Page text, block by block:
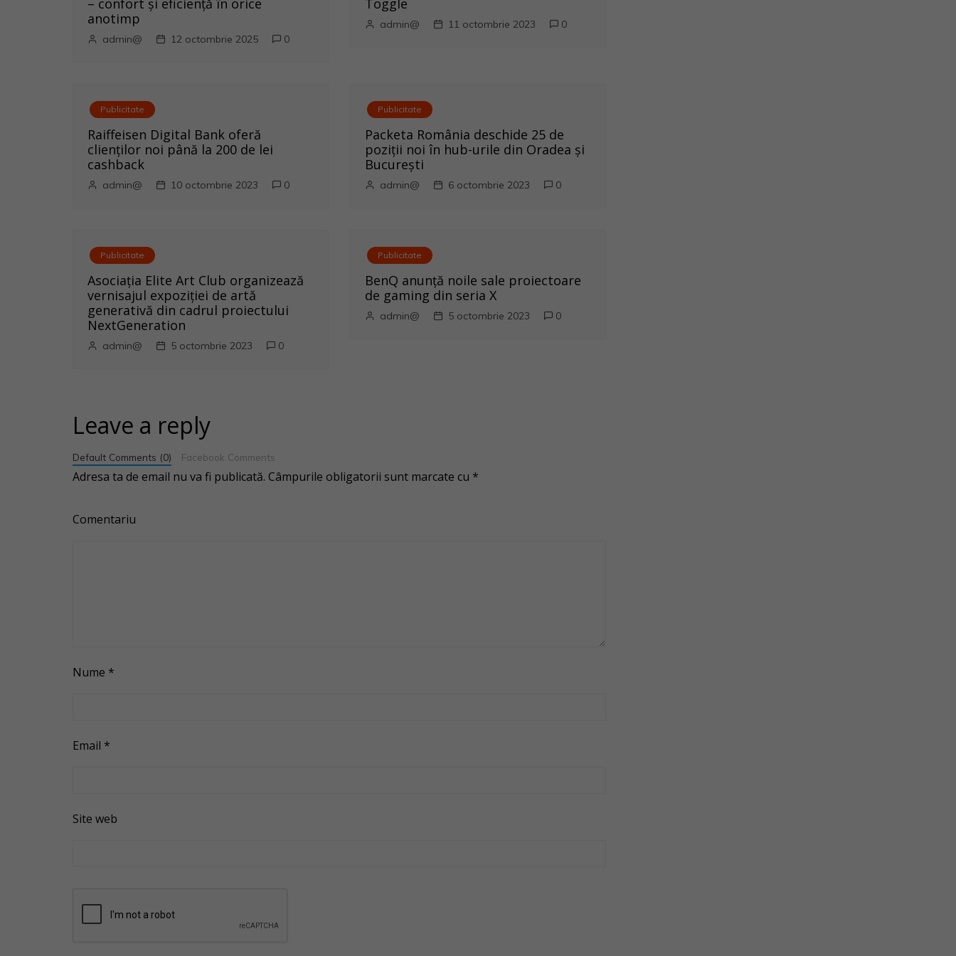
– confort și eficiență în orice
anotimp
admin@ 12 octombrie 2025 0
Toggle
admin@ 11 octombrie 2023 0
Publicitate
Raiffeisen Digital Bank oferă
clienților noi până la 200 de lei
cashback
admin@ 10 octombrie 2023 0
Publicitate
Packeta România deschide 25 de
poziții noi în hub-urile din Oradea și
București
admin@ 6 octombrie 2023 0
Publicitate
Asociația Elite Art Club organizează
vernisajul expoziției de artă
generativă din cadrul proiectului
NextGeneration
admin@ 5 octombrie 2023 0
Publicitate
BenQ anunţă noile sale proiectoare
de gaming din seria X
admin@ 5 octombrie 2023 0
Leave a reply
Default Comments (0) Facebook Comments
Adresa ta de email nu va fi publicată. Câmpurile obligatorii sunt marcate cu *
Comentariu
Nume *
Email *
Site web